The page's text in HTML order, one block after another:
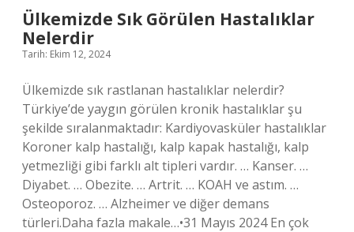
Ülkemizde Sık Görülen Hastalıklar
Nelerdir
Tarih: Ekim 12, 2024
Ülkemizde sık rastlanan hastalıklar nelerdir?
Türkiye’de yaygın görülen kronik hastalıklar şu
şekilde sıralanmaktadır: Kardiyovasküler hastalıklar
Koroner kalp hastalığı, kalp kapak hastalığı, kalp
yetmezliği gibi farklı alt tipleri vardır. … Kanser. …
Diyabet. … Obezite. … Artrit. … KOAH ve astım. …
Osteoporoz. … Alzheimer ve diğer demans
türleri.Daha fazla makale…•31 Mayıs 2024 En çok